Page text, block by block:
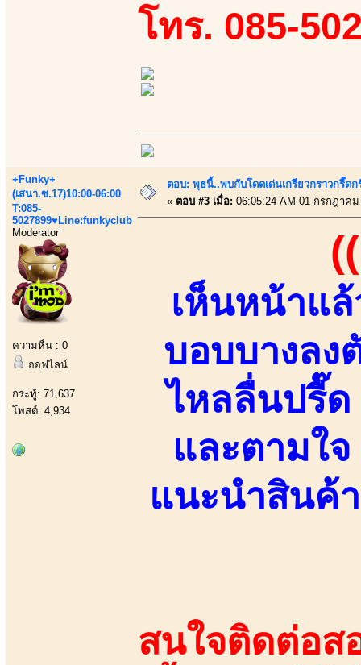
โทร. 085-
+Funky+
(เสนา.ซ.17)10:00-06:00
T:085-
5027899♥Line:funkyclub
Moderator
ความหื่น : 0
ออฟไลน์
กระทู้: 71,637
โพสต์: 4,934
ตอบ: พุธนี้..พบกับโดดเด่นเกรียวกราวกรี๊
« ตอบ #3 เมื่อ: 06:05:24 AM 01 กรกฎาคม
เห็นหน้าแล้
บอบบางลง
ไหลลื่นปรื๊
และตามใ
แนะนำสินค้
สนใจติดต่อส